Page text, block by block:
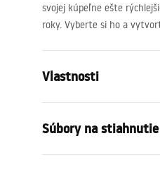
svojej kúpeľne ešte
roky. Vyberte si ho a
Vlastnosti
Typ sifónu
Długość odpływu (cm)
Súbory na